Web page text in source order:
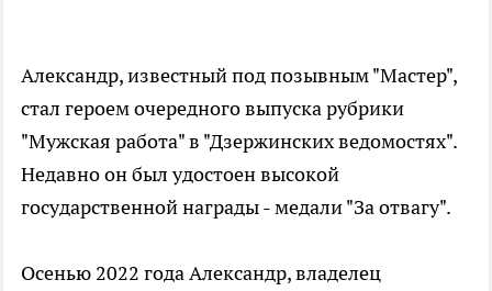
Александр, известный под позывным "Мастер",
стал героем очередного выпуска рубрики
"Мужская работа" в "Дзержинских ведомостях".
Недавно он был удостоен высокой
государственной награды - медали "За отвагу".
Осенью 2022 года Александр, владелец